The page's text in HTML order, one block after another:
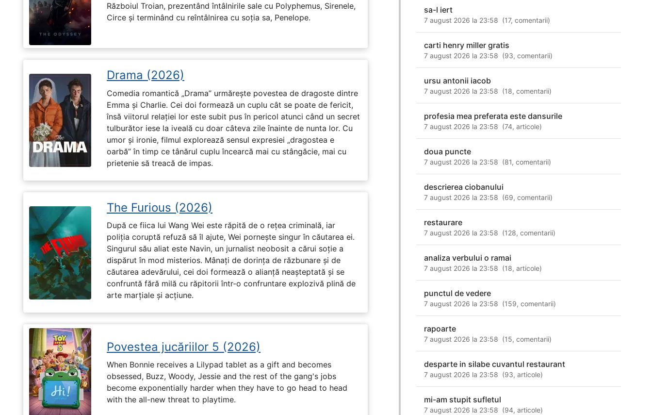
Războiul Troian, prezentând întâlnirile sale cu Polyphemus, Sirenele,
Circe și terminând cu reîntâlnirea cu soția sa, Penelope.
Drama (2026)
Comedia romantică „Drama” urmărește povestea de dragoste dintre
Emma și Charlie. Cei doi formează un cuplu cât se poate de fericit,
însă viitorul relației lor este subit pus în pericol atunci când un secret
tulburător iese la iveală cu doar câteva zile înainte de nunta lor. Cu
umor și ironie, filmul explorează sensul expresiei „dragostea e
oarbă” în timp ce tânărul cuplu încearcă mai cu stângăcie, mai cu
prietenie să treacă de impas.
The Furious (2026)
După ce fiica lui Wang Wei este răpită de o rețea criminală, iar
poliția coruptă refuză să îl ajute, Wei pornește singur în căutarea ei.
Singurul său aliat este Navin, un jurnalist neobosit a cărui soție a
dispărut în mod misterios. Mânați de dorința de răzbunare și de
căutarea adevărului, cei doi formează o alianță neașteptată și se
confruntă fără milă cu răpitorii într-o confruntare explozivă plină de
arte marțiale și acțiune.
Povestea jucăriilor 5 (2026)
When Bonnie receives a Lilypad tablet as a gift and becomes
obsessed, Buzz, Woody, Jessie and the rest of the gang's jobs
become exponentially harder when they have to go head to head
with the all-new threat to playtime.
sa-l iert
7 august 2026 la 23:58 (17,comentarii)
carti henry miller gratis
7 august 2026 la 23:58 (93,comentarii)
ursu antonii iacob
7 august 2026 la 23:58 (18,comentarii)
profesia mea preferata este dansurile
7 august 2026 la 23:58 (74,articole)
doua puncte
7 august 2026 la 23:58 (81,comentarii)
descrierea ciobanului
7 august 2026 la 23:58 (69,comentarii)
restaurare
7 august 2026 la 23:58 (128,comentarii)
analiza verbului o ramai
7 august 2026 la 23:58 (18,articole)
punctul de vedere
7 august 2026 la 23:58 (159,comentarii)
rapoarte
7 august 2026 la 23:58 (15,comentarii)
desparte in silabe cuvantul restaurant
7 august 2026 la 23:58 (93,articole)
mi-am stupit sufletul
7 august 2026 la 23:58 (94,articole)